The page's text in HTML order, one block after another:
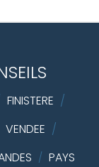
FINISTERE /
VENDEE /
/ PAYS